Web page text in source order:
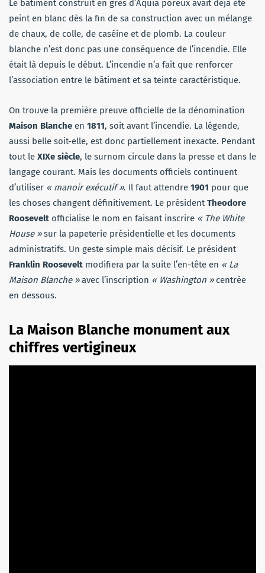
Le bâtiment construit en grès d’Aquia poreux avait déjà été
peint en blanc dès la fin de sa construction avec un mélange
de chaux, de colle, de caséine et de plomb. La couleur
blanche n’est donc pas une conséquence de l’incendie. Elle
était là depuis le début. L’incendie n’a fait que renforcer
l’association entre le bâtiment et sa teinte caractéristique.
On trouve la première preuve officielle de la dénomination
Maison Blanche en 1811, soit avant l’incendie. La légende,
aussi belle soit-elle, est donc partiellement inexacte. Pendant
tout le XIXe siècle, le surnom circule dans la presse et dans le
langage courant. Mais les documents officiels continuent
d’utiliser « manoir exécutif ». Il faut attendre 1901 pour que
les choses changent définitivement. Le présidentTheodore
Roosevelt officialise le nom en faisant inscrire « The White
House »sur la papeterie présidentielle et les documents
administratifs. Un geste simple mais décisif. Le président
Franklin Roosevelt modifiera par la suite l’en-tête en « La
Maison Blanche »avec l’inscription « Washington »centrée
en dessous.
La Maison Blanche monument aux
chiffres vertigineux